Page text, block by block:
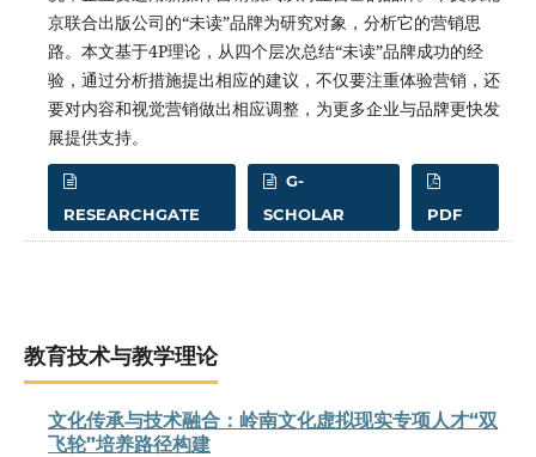
京联合出版公司的“未读”品牌为研究对象，分析它的营销思
路。本文基于4P理论，从四个层次总结“未读”品牌成功的经
验，通过分析措施提出相应的建议，不仅要注重体验营销，还
要对内容和视觉营销做出相应调整，为更多企业与品牌更快发
展提供支持。
RESEARCHGATE
G-
SCHOLAR
PDF
教育技术与教学理论
文化传承与技术融合：岭南文化虚拟现实专项人才“双
飞轮”培养路径构建